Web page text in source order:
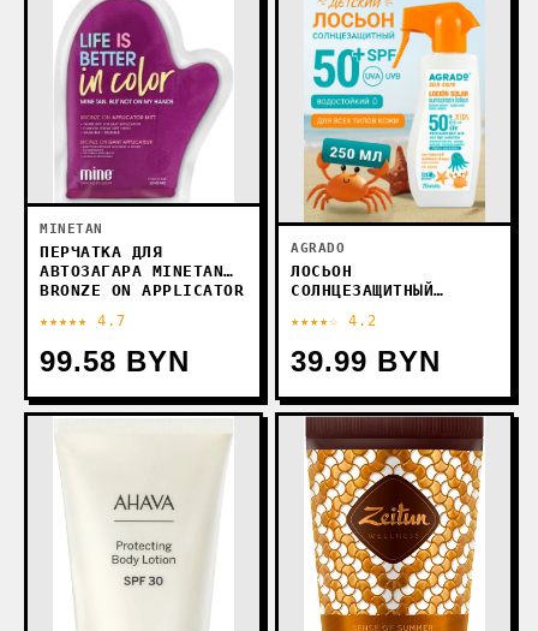
MINETAN
ПЕРЧАТКА ДЛЯ
АВТОЗАГАРА MINETAN
BRONZE ON APPLICATOR
★★★★★ 4.7
99.58 BYN
AGRADO
ЛОСЬОН
СОЛНЦЕЗАЩИТНЫЙ
ДЕТСКИЙ SPF50+ (250
МЛ)
★★★★☆ 4.2
39.99 BYN